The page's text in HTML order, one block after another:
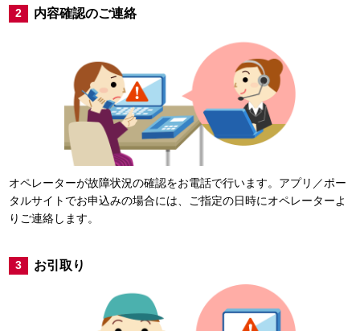
2 内容確認のご連絡
オペレーターが故障状況の確認をお電話で行います。アプリ／ポー
タルサイトでお申込みの場合には、ご指定の日時にオペレーターよ
りご連絡します。
3 お引取り